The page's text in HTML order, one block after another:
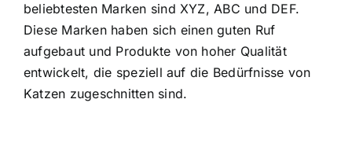
beliebtesten Marken sind XYZ, ABC und DEF.
Diese Marken haben sich einen guten Ruf
aufgebaut und Produkte von hoher Qualität
entwickelt, die speziell auf die Bedürfnisse von
Katzen zugeschnitten sind.